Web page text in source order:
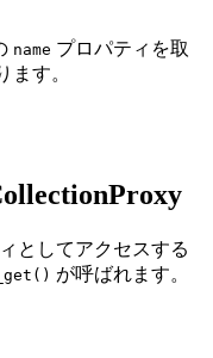
name プロパティを取
ます。
としてアクセスする
が呼ばれます。